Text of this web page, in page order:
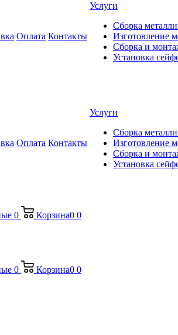
Оплата Контакты
Услуги
Сборка
Изготовление
Сборка и
Установка
Оплата Контакты
Услуги
Сборка
Изготовление
Сборка и
Установка
0 Корзина0 0
0 Корзина0 0